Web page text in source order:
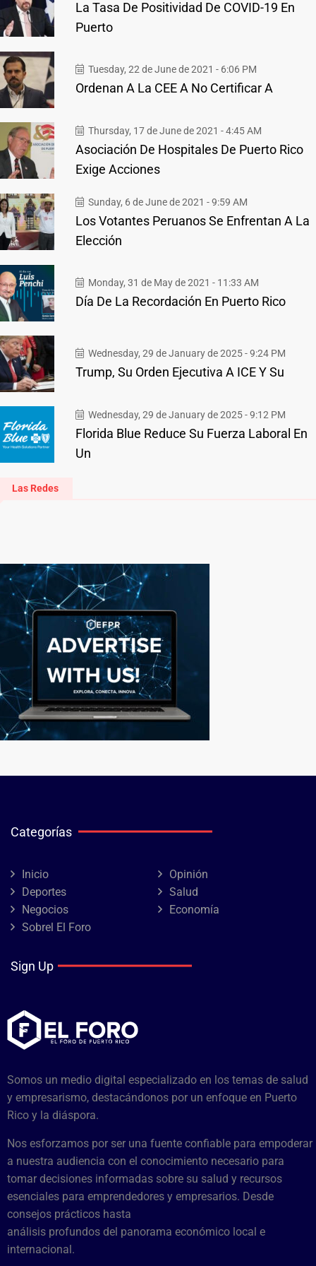
La Tasa De Positividad De COVID-19 En
Puerto
Tuesday, 22 de June de 2021 - 6:06 PM
Ordenan A La CEE A No Certificar A
Thursday, 17 de June de 2021 - 4:45 AM
Asociación De Hospitales De Puerto Rico
Exige Acciones
Sunday, 6 de June de 2021 - 9:59 AM
Los Votantes Peruanos Se Enfrentan A La
Elección
Monday, 31 de May de 2021 - 11:33 AM
Día De La Recordación En Puerto Rico
Wednesday, 29 de January de 2025 - 9:24 PM
Trump, Su Orden Ejecutiva A ICE Y Su
Wednesday, 29 de January de 2025 - 9:12 PM
Florida Blue Reduce Su Fuerza Laboral En
Un
Las Redes
Categorías
Inicio
Opinión
Deportes
Salud
Negocios
Economía
Sobrel El Foro
Sign Up
Somos un medio digital especializado en los temas de salud
y empresarismo, destacándonos por un enfoque en Puerto
Rico y la diáspora.
Nos esforzamos por ser una fuente confiable para empoderar
a nuestra audiencia con el conocimiento necesario para
tomar decisiones informadas sobre su salud y recursos
esenciales para emprendedores y empresarios. Desde
consejos prácticos hasta
análisis profundos del panorama económico local e
internacional.